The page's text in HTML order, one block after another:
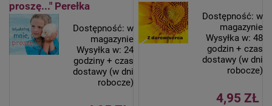
proszę..." Perełka
Dostępność: w
magazynie
Wysyłka w: 24
godziny + czas
dostawy (w dni
robocze)
Dostępność: w
magazynie
Wysyłka w: 48
godzin + czas
dostawy (w dni
robocze)
4,95 ZŁ